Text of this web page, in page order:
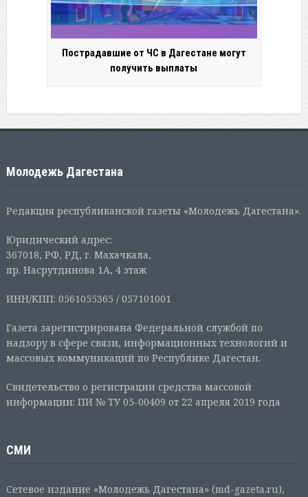
Пострадавшие от ЧС в Дагестане могут
получить выплаты
Молодежь Дагестана
Редакция республиканской газеты «Молодежь Дагестана».
Юридический адрес:
367018, РФ, РД, г. Махачкала,
пр. Насрутдинова 1А, 4 этаж
ИНН/КПП: 0561055365 / 057101001
Газета зарегистрирована Федеральной службой по
надзору в сфере связи, информационных технологий и
массовых коммуникаций по Республике Дагестан.
Свидетельство о регистрации средства массовой
информации: ПИ № ТУ 05-00409 от 22 апреля 2019 года
СМИ
Сетевое издание «Молодежь Дагестана» (md-gazeta.ru),